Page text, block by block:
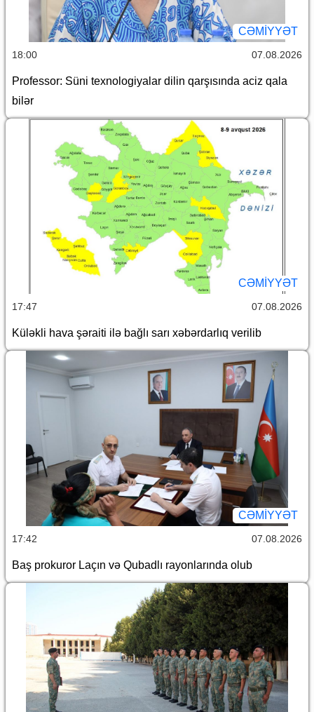
CƏMİYYƏT
18:00 07.08.2026
Professor: Süni texnologiyalar dilin qarşısında aciz qala
bilər
CƏMİYYƏT
17:47 07.08.2026
Küləkli hava şəraiti ilə bağlı sarı xəbərdarlıq verilib
CƏMİYYƏT
17:42 07.08.2026
Baş prokuror Laçın və Qubadlı rayonlarında olub